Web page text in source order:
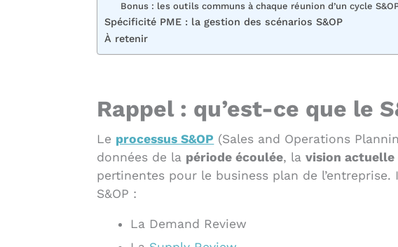
Bonus : les outils communs à chaque réunion d’un cycle
Spécificité PME : la gestion des scénarios S&OP
À retenir
Rappel : qu’est-ce que le
Le processus S&OP (Sales and Operations
données de la période écoulée, lavision actuelle
pertinentes pour le business plan de
S&OP :
La Demand Review